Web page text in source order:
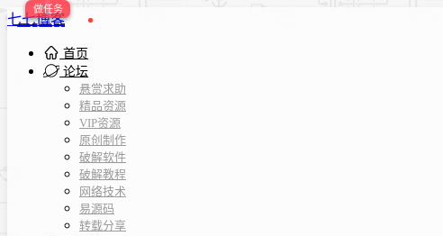
七七博客
首页
论坛
悬赏求助
精品资源
VIP资源
原创制作
破解软件
破解教程
网络技术
易源码
转载分享